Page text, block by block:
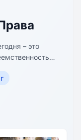
– это
обучения,
и
внимание